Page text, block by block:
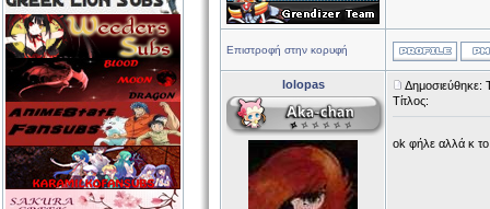
Επιστροφή στην κορυφή
lolopas
Δημοσιεύθηκε:
Τίτλος:
ok φήλε αλλά κ